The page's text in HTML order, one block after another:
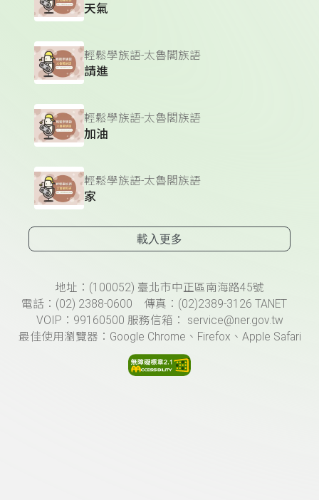
天氣
輕鬆學族語-太魯閣族語
請進
輕鬆學族語-太魯閣族語
加油
輕鬆學族語-太魯閣族語
家
載入更多
頁尾資訊地址：(100052) 臺北市中正區南海路45號
電話：(02) 2388-0600 傳真：(02)2389-3126 TANET
VOIP：99160500 服務信箱： service@ner.gov.tw
最佳使用瀏覽器：Google Chrome、Firefox、Apple Safari